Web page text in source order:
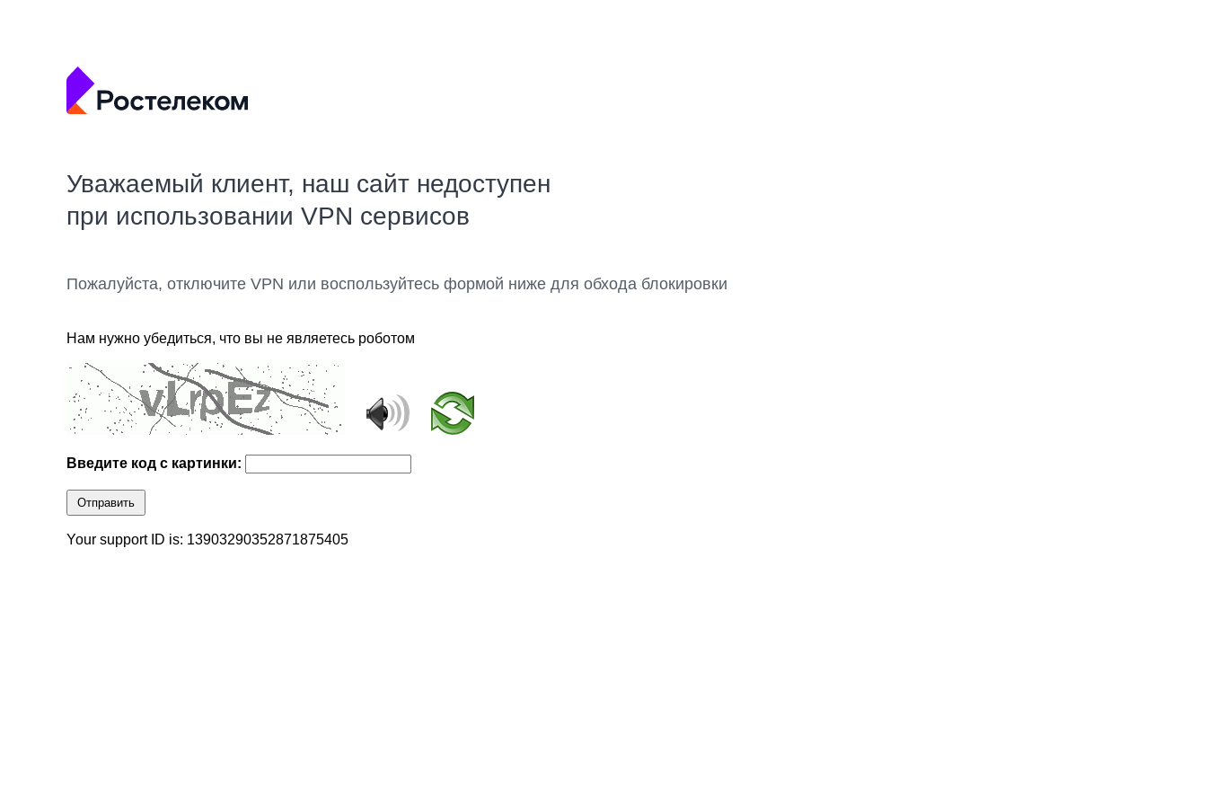
Уважаемый клиент, наш сайт недоступен
при использовании VPN сервисов
Пожалуйста, отключите VPN или воспользуйтесь формой ниже для обхода блокировки
Нам нужно убедиться, что вы не являетесь роботом
Введите код с картинки:
Отправить
Your support ID is: 13903290352871875405